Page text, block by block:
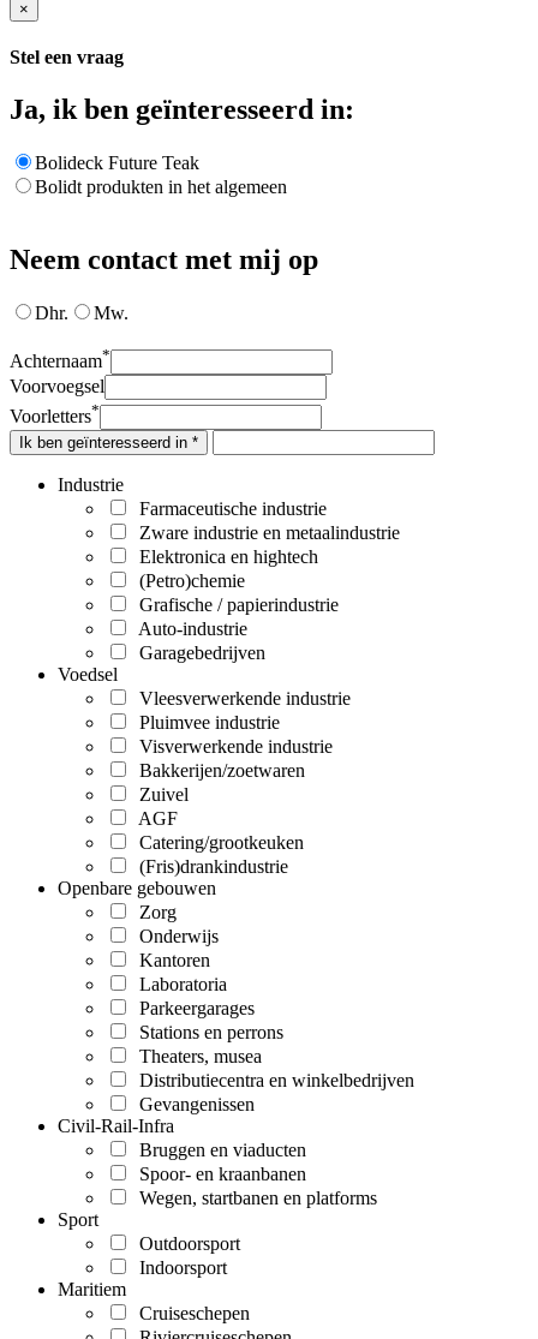
×
Stel een vraag
Ja, ik ben geïnteresseerd in:
Bolideck Future Teak
Bolidt produkten in het algemeen
Neem contact met mij op
Dhr. Mw.
Achternaam*
Voorvoegsel
Voorletters*
Ik ben geïnteresseerd in *
Industrie
Farmaceutische industrie
Zware industrie en metaalindustrie
Elektronica en hightech
(Petro)chemie
Grafische / papierindustrie
Auto-industrie
Garagebedrijven
Voedsel
Vleesverwerkende industrie
Pluimvee industrie
Visverwerkende industrie
Bakkerijen/zoetwaren
Zuivel
AGF
Catering/grootkeuken
(Fris)drankindustrie
Openbare gebouwen
Zorg
Onderwijs
Kantoren
Laboratoria
Parkeergarages
Stations en perrons
Theaters, musea
Distributiecentra en winkelbedrijven
Gevangenissen
Civil-Rail-Infra
Bruggen en viaducten
Spoor- en kraanbanen
Wegen, startbanen en platforms
Sport
Outdoorsport
Indoorsport
Maritiem
Cruiseschepen